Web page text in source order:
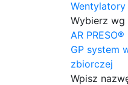
Wybierz wg
AR
GP system
zbiorczej
Wpisz